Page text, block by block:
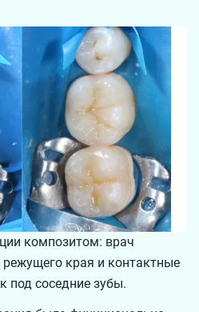
композитом: врач
края и контактные
под соседние зубы.